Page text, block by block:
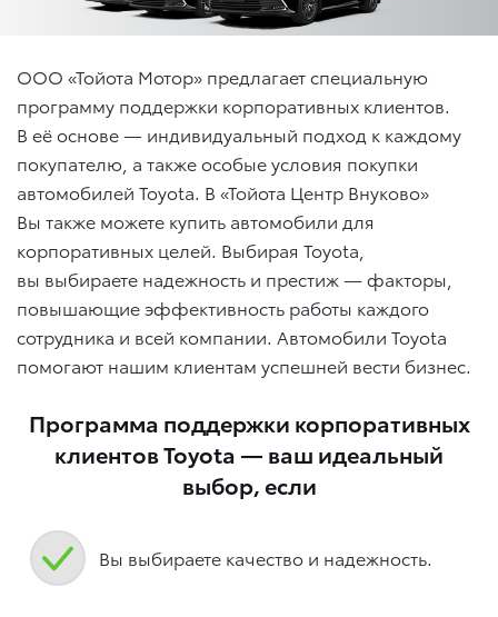
ООО «Тойота Мотор» предлагает специальную
программу поддержки корпоративных клиентов.
В её основе — индивидуальный подход к каждому
покупателю, а также особые условия покупки
автомобилей Toyota. В «Тойота Центр Внуково»
Вы также можете купить автомобили для
корпоративных целей. Выбирая Toyota,
вы выбираете надежность и престиж — факторы,
повышающие эффективность работы каждого
сотрудника и всей компании. Автомобили Toyota
помогают нашим клиентам успешней вести бизнес.
Программа поддержки корпоративных
клиентов Toyota — ваш идеальный
выбор, если
Вы выбираете качество и надежность.